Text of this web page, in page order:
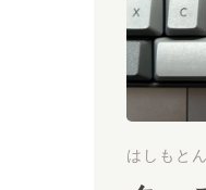
はしもとん